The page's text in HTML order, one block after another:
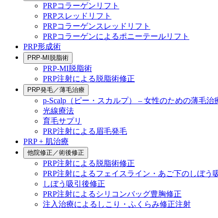
PRPコラーゲンリフト
PRPスレッドリフト
PRPコラーゲンスレッドリフト
PRPコラーゲンによるポニーテールリフト
PRP形成術
PRP-MI脱脂術
PRP-MI脱脂術
PRP注射による脱脂術修正
PRP発毛／薄毛治療
p-Scalp（ピー・スカルプ） – 女性のための薄毛治
光線療法
育毛サプリ
PRP注射による眉毛発毛
PRP + 肌治療
他院修正／術後修正
PRP注射による脱脂術修正
PRP注射によるフェイスライン・あご下のしぼう
しぼう吸引後修正
PRP注射によるシリコンバッグ豊胸修正
注入治療によるしこり・ふくらみ修正注射